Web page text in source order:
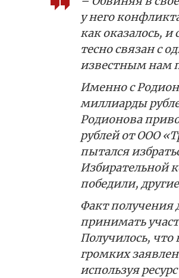
у него
как оказалось,
тесно связан с
известным нам
Именно с
миллиарды
Родионова
рублей от ООО
пытался
Избирательной
победили,
Факт получения
принимать
Получилось, что
громких
используя